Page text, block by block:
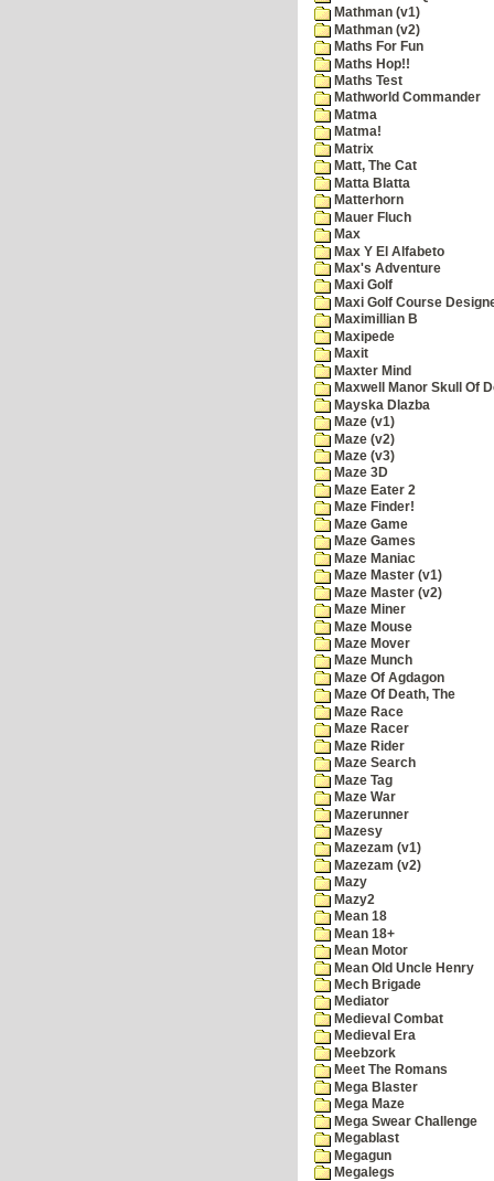
Mathman (v1)
Mathman (v2)
Maths For Fun
Maths Hop!!
Maths Test
Mathworld Commander
Matma
Matma!
Matrix
Matt, The Cat
Matta Blatta
Matterhorn
Mauer Fluch
Max
Max Y El Alfabeto
Max's Adventure
Maxi Golf
Maxi Golf Course
Maximillian B
Maxipede
Maxit
Maxter Mind
Maxwell Manor Skull Of
Mayska Dlazba
Maze (v1)
Maze (v2)
Maze (v3)
Maze 3D
Maze Eater 2
Maze Finder!
Maze Game
Maze Games
Maze Maniac
Maze Master (v1)
Maze Master (v2)
Maze Miner
Maze Mouse
Maze Mover
Maze Munch
Maze Of Agdagon
Maze Of Death, The
Maze Race
Maze Racer
Maze Rider
Maze Search
Maze Tag
Maze War
Mazerunner
Mazesy
Mazezam (v1)
Mazezam (v2)
Mazy
Mazy2
Mean 18
Mean 18+
Mean Motor
Mean Old Uncle Henry
Mech Brigade
Mediator
Medieval Combat
Medieval Era
Meebzork
Meet The Romans
Mega Blaster
Mega Maze
Mega Swear Challenge
Megablast
Megagun
Megalegs